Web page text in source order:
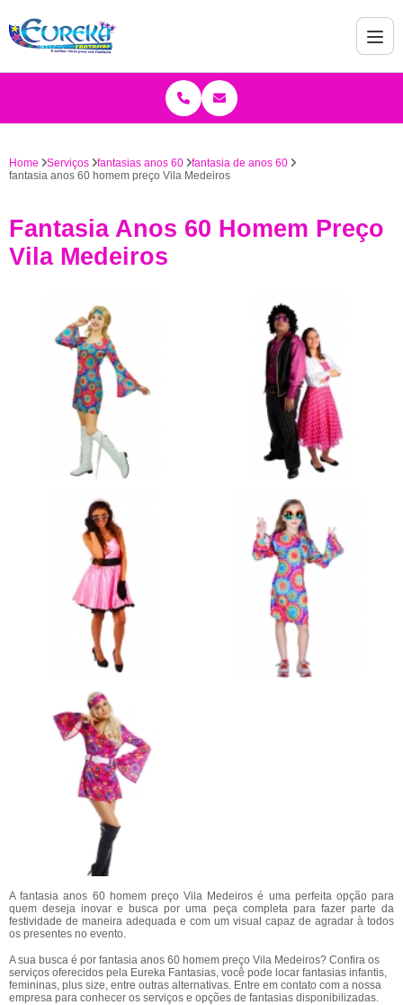
Home Serviços fantasias anos 60
fantasia de anos 60
fantasia anos 60 homem preço Vila Medeiros
Fantasia Anos 60 Homem Preço
Vila Medeiros
A fantasia anos 60 homem preço Vila Medeiros é uma perfeita opção para
quem deseja inovar e busca por uma peça completa para fazer parte da
festividade de maneira adequada e com um visual capaz de agradar à todos
os presentes no evento.
A sua busca é por fantasia anos 60 homem preço Vila Medeiros? Confira os
serviços oferecidos pela Eureka Fantasias, você pode locar fantasias infantis,
femininas, plus size, entre outras alternativas. Entre em contato com a nossa
empresa para conhecer os serviços e opções de fantasias disponibilizadas.